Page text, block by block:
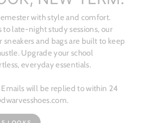
with style and comfort.
to late-night study sessions, our
and bags are built to keep
Upgrade your school
everyday essentials.
will be replied to within 24